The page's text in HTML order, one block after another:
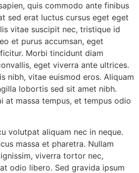
quis commodo ante finibus
sed erat luctus cursus eget eget
vitae suscipit nec, tristique id
et purus accumsan, eget
Morbi tincidunt diam
eget viverra ante ultrices.
nibh, vitae euismod eros. Aliquam
lobortis sed sit amet nibh.
at massa tempus, et tempus odio
volutpat aliquam nec in neque.
massa et pharetra. Nullam
viverra tortor nec,
odio libero. Sed gravida ipsum